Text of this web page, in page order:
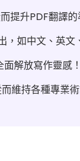
提升PDF翻譯的
，如中文、英文
解放寫作靈感！
維持各種專業